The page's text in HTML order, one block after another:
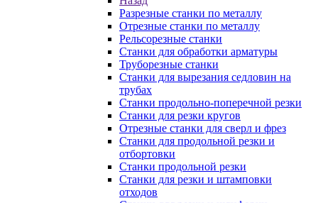
Разрезные станки по металлу
Отрезные станки по металлу
Рельсорезные станки
Станки для обработки арматуры
Труборезные станки
Станки для вырезания седловин на
трубаx
Станки продольно-поперечной резки
Станки для резки кругов
Отрезные станки для сверл и фрез
Станки для продольной резки и
отбортовки
Станки продольной резки
Станки для резки и штамповки
отходов